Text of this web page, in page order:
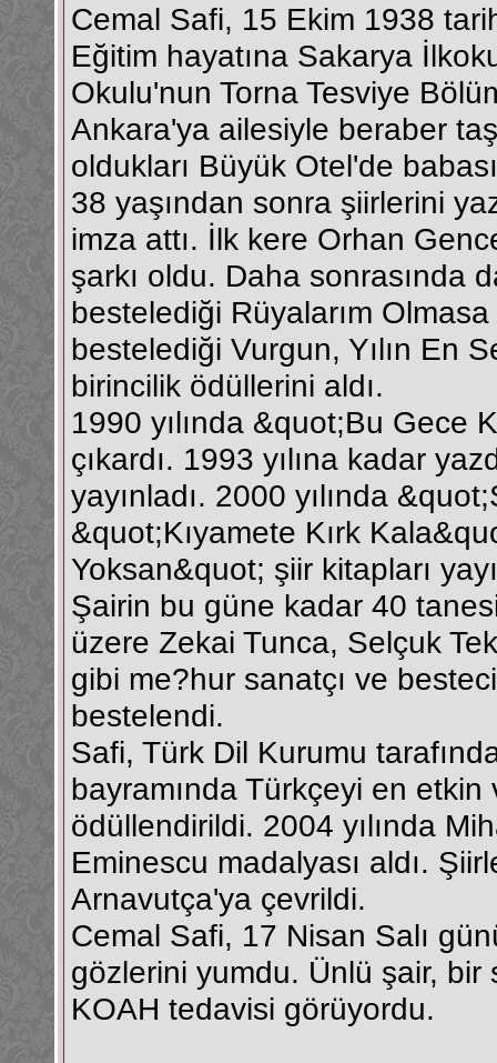
Cemal Safi, 15 Ekim 1938
Eğitim hayatına Sakarya
Okulu'nun Torna Tesviye
Ankara'ya ailesiyle beraber
oldukları Büyük Otel'de
38 yaşından sonra şiirlerini
imza attı. İlk kere Orhan
şarkı oldu. Daha sonrasında
bestelediği Rüyalarım
bestelediği Vurgun, Yılın En
birincilik ödüllerini aldı.
1990 yılında &quot;Bu Gece
çıkardı. 1993 yılına kadar
yayınladı. 2000 yılında
&quot;Kıyamete Kırk
Yoksan&quot; şiir kitapları
Şairin bu güne kadar 40
üzere Zekai Tunca, Selçuk
gibi me?hur sanatçı ve
bestelendi.
Safi, Türk Dil Kurumu
bayramında Türkçeyi en
ödüllendirildi. 2004 yılında
Eminescu madalyası aldı.
Arnavutça'ya çevrildi.
Cemal Safi, 17 Nisan Salı
gözlerini yumdu. Ünlü şair, bir
KOAH tedavisi görüyordu.